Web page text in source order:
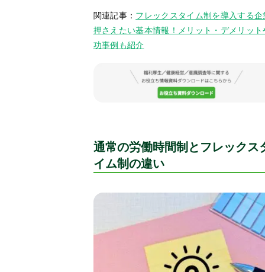
関連記事： フレックスタイム制を導入する企
押さえたい基本情報！メリット・デメリット
功事例も紹介
通常の労働時間制とフレックス
イム制の違い